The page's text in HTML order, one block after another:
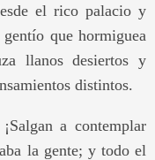
el rico palacio y
que hormiguea
llanos desiertos y
distintos.
a contemplar
la gente; y todo el